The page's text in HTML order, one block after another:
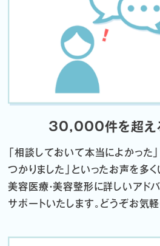
30,000件を超え
「相談しておいて本当によかった
つかりました」 といったお声を多く
美容医療・美容整形に詳しいアド
サポートいたします。 どうぞお気軽